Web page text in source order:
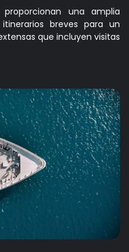
una amplia
breves para un
que incluyen visitas